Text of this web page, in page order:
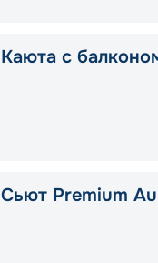
Каюта с
Сьют Premium